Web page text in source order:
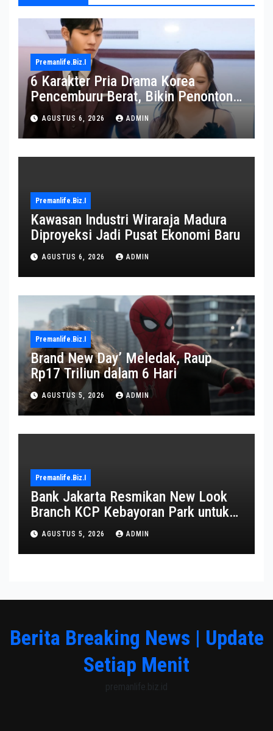
Premanlife.biz.i
6 Karakter Pria Drama Korea
Pencemburu Berat, Bikin Penonton
Gemas
AGUSTUS 6, 2026 ADMIN
Premanlife.biz.i
Kawasan Industri Wiraraja Madura
Diproyeksi Jadi Pusat Ekonomi Baru
AGUSTUS 6, 2026 ADMIN
Premanlife.biz.i
Brand New Day’ Meledak, Raup
Rp17 Triliun dalam 6 Hari
AGUSTUS 5, 2026 ADMIN
Premanlife.biz.i
Bank Jakarta Resmikan New Look
Branch KCP Kebayoran Park untuk
Transformasi Layanan
AGUSTUS 5, 2026 ADMIN
Berita Breaking News | Update
Setiap Menit
premanlife.biz.id